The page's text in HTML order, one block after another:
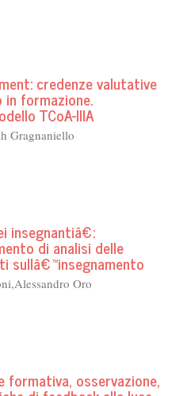
credenze valutative
formazione.
TCoA-IIIA
Gragnaniello
insegnantiâ€:
di analisi delle
sullâ€™insegnamento
Oro
formativa, osservazione,